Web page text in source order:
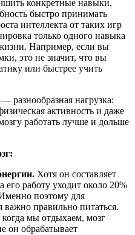
конкретные навыки,
быстро принимать
интеллекта от таких игр
только одного навыка
Например, если вы
это не значит, что вы
или быстрее учить
разнообразная нагрузка:
активность и даже
работать лучше и дольше
Хотя он составляет
его работу уходит около 20%
поэтому для
важно правильно питаться.
мы отдыхаем, мозг
он обрабатывает